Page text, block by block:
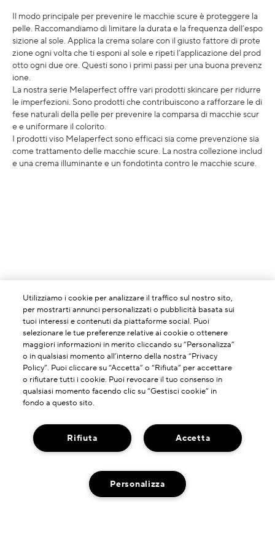
Il modo principale per prevenire le macchie scure è proteggere la
pelle. Raccomandiamo di limitare la durata e la frequenza dell’espo
sizione al sole. Applica la crema solare con il giusto fattore di prote
zione ogni volta che ti esponi al sole e ripeti l’applicazione del prod
otto ogni due ore. Questi sono i primi passi per una buona prevenz
ione.
La nostra serie Melaperfect offre vari prodotti skincare per ridurre
le imperfezioni. Sono prodotti che contribuiscono a rafforzare le di
fese naturali della pelle per prevenire la comparsa di macchie scur
e e uniformare il colorito.
I prodotti viso Melaperfect sono efficaci sia come prevenzione sia
come trattamento delle macchie scure. La nostra collezione includ
e una crema illuminante e un fondotinta contro le macchie scure.
Utilizziamo i cookie per analizzare il traffico sul nostro sito,
per mostrarti annunci personalizzati o pubblicità basata sui
tuoi interessi e contenuti da piattaforme social. Puoi
selezionare le tue preferenze relative ai cookie o ottenere
maggiori informazioni in merito cliccando su “Personalizza”
o in qualsiasi momento all’interno della nostra “Privacy
Policy”. Puoi cliccare su “Accetta” o “Rifiuta” per accettare
o rifiutare tutti i cookie. Puoi revocare il tuo consenso in
qualsiasi momento facendo clic su “Gestisci cookie” in
fondo a questo sito.
Accetta
Rifiuta
Personalizza